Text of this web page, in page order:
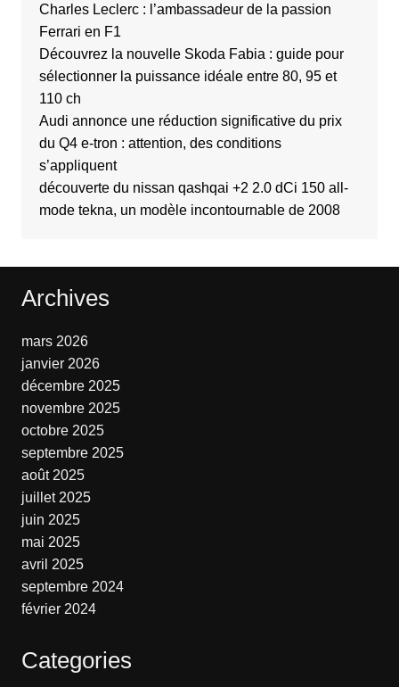
Charles Leclerc : l’ambassadeur de la passion
Ferrari en F1
Découvrez la nouvelle Skoda Fabia : guide pour
sélectionner la puissance idéale entre 80, 95 et
110 ch
Audi annonce une réduction significative du prix
du Q4 e-tron : attention, des conditions
s’appliquent
découverte du nissan qashqai +2 2.0 dCi 150 all-
mode tekna, un modèle incontournable de 2008
Archives
mars 2026
janvier 2026
décembre 2025
novembre 2025
octobre 2025
septembre 2025
août 2025
juillet 2025
juin 2025
mai 2025
avril 2025
septembre 2024
février 2024
Categories